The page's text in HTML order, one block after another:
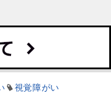
視覚障がい